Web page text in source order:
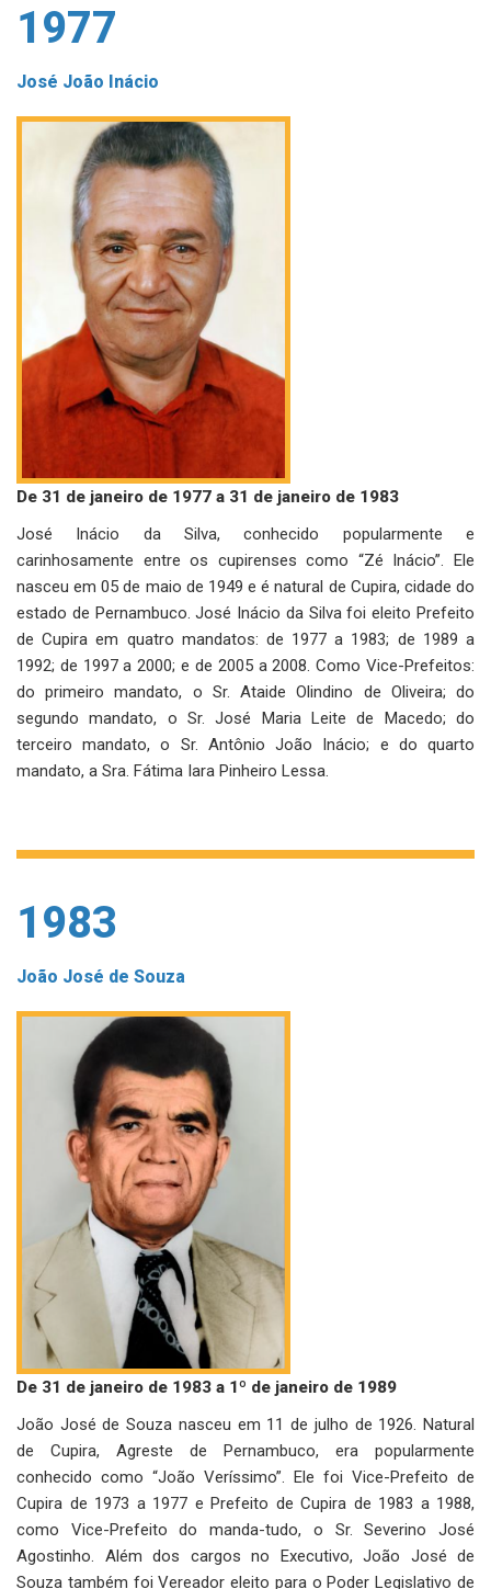
1977
José João Inácio
De 31 de janeiro de 1977 a 31 de janeiro de 1983
José Inácio da Silva, conhecido popularmente e
carinhosamente entre os cupirenses como “Zé Inácio”. Ele
nasceu em 05 de maio de 1949 e é natural de Cupira, cidade do
estado de Pernambuco. José Inácio da Silva foi eleito Prefeito
de Cupira em quatro mandatos: de 1977 a 1983; de 1989 a
1992; de 1997 a 2000; e de 2005 a 2008. Como Vice-Prefeitos:
do primeiro mandato, o Sr. Ataide Olindino de Oliveira; do
segundo mandato, o Sr. José Maria Leite de Macedo; do
terceiro mandato, o Sr. Antônio João Inácio; e do quarto
mandato, a Sra. Fátima Iara Pinheiro Lessa.
1983
João José de Souza
De 31 de janeiro de 1983 a 1º de janeiro de 1989
João José de Souza nasceu em 11 de julho de 1926. Natural
de Cupira, Agreste de Pernambuco, era popularmente
conhecido como “João Veríssimo”. Ele foi Vice-Prefeito de
Cupira de 1973 a 1977 e Prefeito de Cupira de 1983 a 1988,
como Vice-Prefeito do manda-tudo, o Sr. Severino José
Agostinho. Além dos cargos no Executivo, João José de
Souza também foi Vereador eleito para o Poder Legislativo de